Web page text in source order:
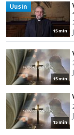
15 min
Uusin
15 min
15 min